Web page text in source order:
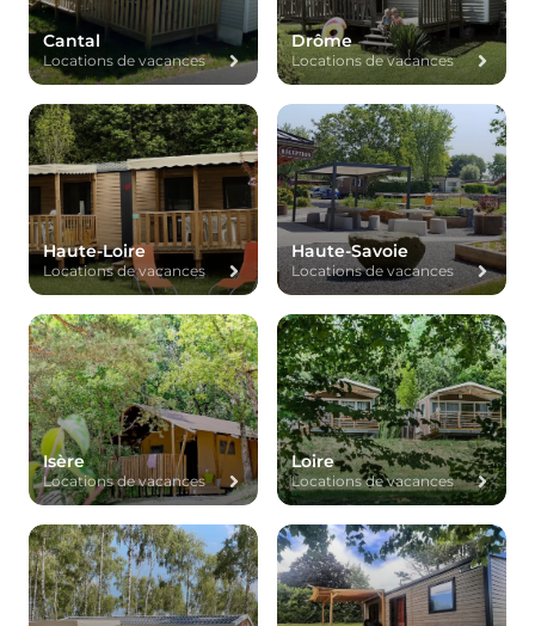
Cantal
Locations de vacances
Drôme
Locations de vacances
Haute-Loire
Locations de vacances
Haute-Savoie
Locations de vacances
Isère
Locations de vacances
Loire
Locations de vacances